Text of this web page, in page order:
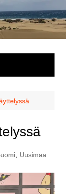
, Uusimaa